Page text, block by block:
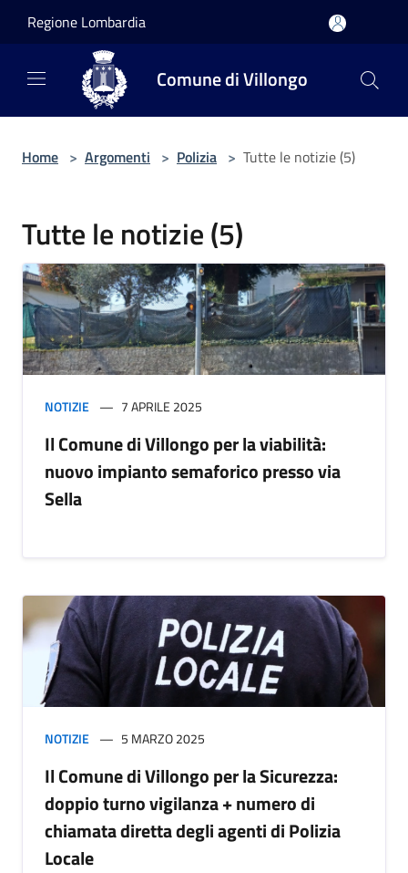
Regione Lombardia
Comune di Villongo
Home > Argomenti > Polizia > Tutte le notizie (5)
Tutte le notizie (5)
NOTIZIE 7 APRILE 2025
Il Comune di Villongo per la viabilità:
nuovo impianto semaforico presso via
Sella
NOTIZIE 5 MARZO 2025
Il Comune di Villongo per la Sicurezza:
doppio turno vigilanza + numero di
chiamata diretta degli agenti di Polizia
Locale